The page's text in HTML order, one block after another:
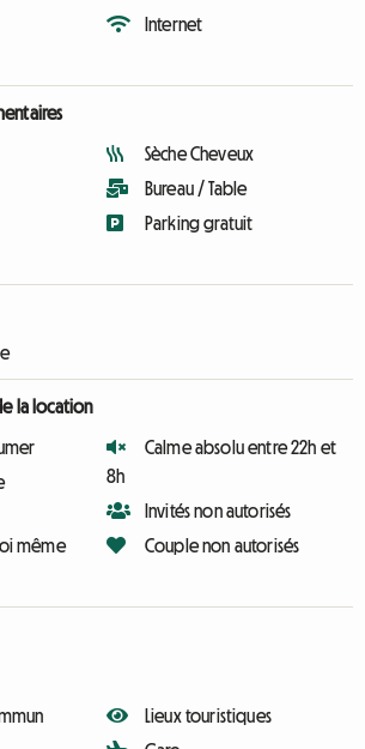
Internet
Sèche Cheveux
Bureau / Table
Parking gratuit
la location
même
Calme absolu entre 22h et
8h
Invités non autorisés
Couple non autorisés
Lieux touristiques